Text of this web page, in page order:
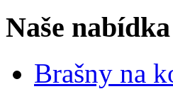
Naše nabídka
Brašny na